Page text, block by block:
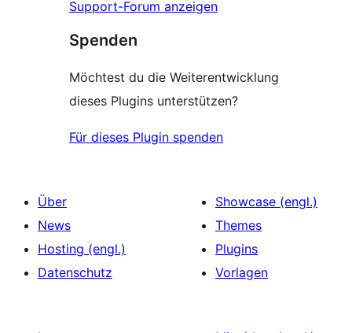
Support-Forum anzeigen
Spenden
Möchtest du die Weiterentwicklung
dieses Plugins unterstützen?
Für dieses Plugin spenden
Über
News
Hosting (engl.)
Datenschutz
Showcase (engl.)
Themes
Plugins
Vorlagen